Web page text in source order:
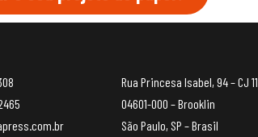
Rua Princesa Isabel, 94 – CJ 11
04601-000 – Brooklin
São Paulo, SP – Brasil